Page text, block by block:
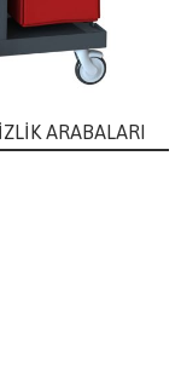
ARABALARI